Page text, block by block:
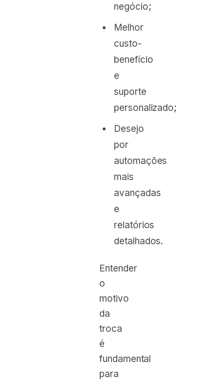
negócio;
Melhor
custo-
benefício
e
suporte
personalizado;
Desejo
por
automações
mais
avançadas
e
relatórios
detalhados.
Entender
o
motivo
da
troca
é
fundamental
para